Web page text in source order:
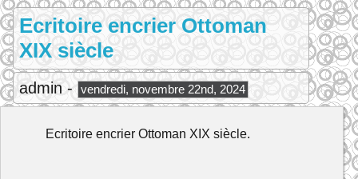
Ecritoire encrier Ottoman
XIX siècle
admin - vendredi, novembre 22nd, 2024
Ecritoire encrier Ottoman XIX siècle.